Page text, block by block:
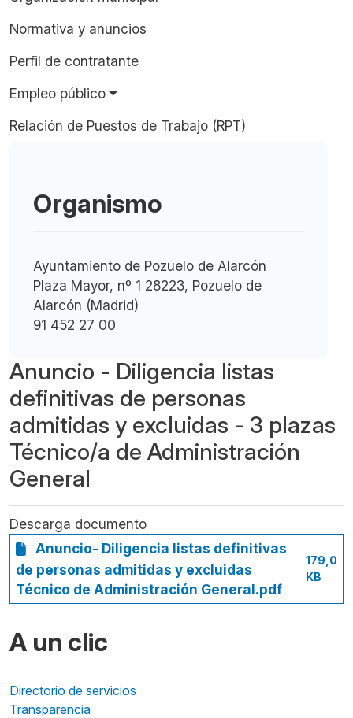
Normativa y anuncios
Perfil de contratante
Empleo público
Relación de Puestos de Trabajo (RPT)
Organismo
Ayuntamiento de Pozuelo de Alarcón
Plaza Mayor, nº 1 28223, Pozuelo de
Alarcón (Madrid)
91 452 27 00
Anuncio - Diligencia listas
definitivas de personas
admitidas y excluidas - 3 plazas
Técnico/a de Administración
General
Descarga documento
Anuncio- Diligencia listas definitivas
de personas admitidas y excluidas
Técnico de Administración General.pdf
179,0
KB
A un clic
Directorio de servicios
Transparencia